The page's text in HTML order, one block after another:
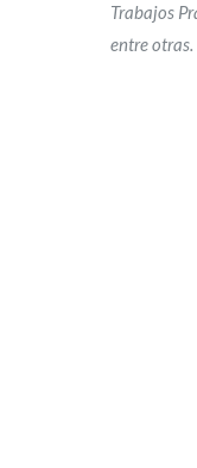
Trabajos
entre otras.